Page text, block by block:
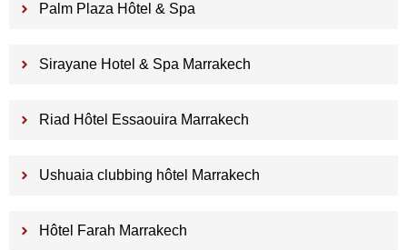
Palm Plaza Hôtel & Spa
Sirayane Hotel & Spa Marrakech
Riad Hôtel Essaouira Marrakech
Ushuaia clubbing hôtel Marrakech
Hôtel Farah Marrakech